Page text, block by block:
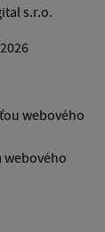
s.r.o.
webového
webového